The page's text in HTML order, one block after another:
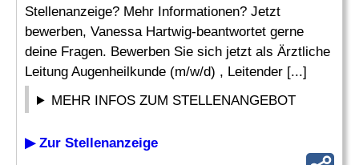
Stellenanzeige? Mehr Informationen? Jetzt
bewerben, Vanessa Hartwig-beantwortet gerne
deine Fragen. Bewerben Sie sich jetzt als Ärztliche
Leitung Augenheilkunde (m/w/d) , Leitender [...]
MEHR INFOS ZUM STELLENANGEBOT
▶ Zur Stellenanzeige